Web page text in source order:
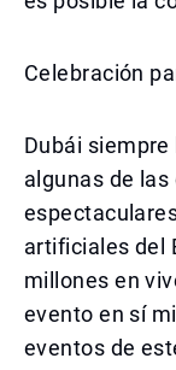
Celebración
Dubái
algunas de
artificiales del
millones en
evento en sí
eventos de